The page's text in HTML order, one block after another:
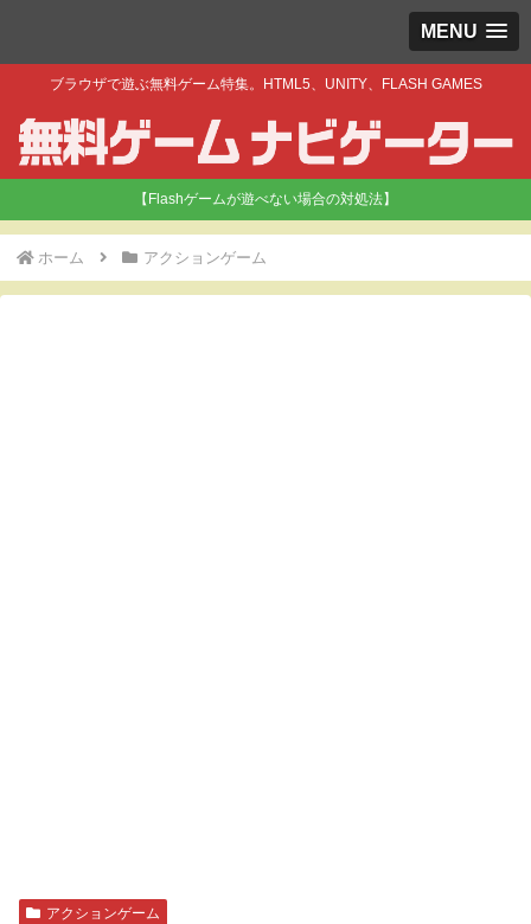
MENU
ブラウザで遊ぶ無料ゲーム特集。HTML5、UNITY、FLASH GAMES
【Flashゲームが遊べない場合の対処法】
ホーム アクションゲーム
アクションゲーム